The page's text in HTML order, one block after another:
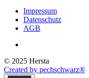
Impressum
Datenschutz
AGB
© 2025 Hersta
Created by pechschwarz®